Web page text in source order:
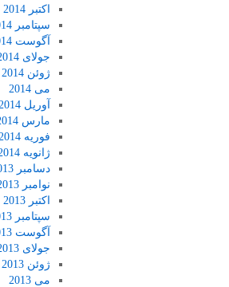
اکتبر 2014
سپتامبر 2014
آگوست 2014
جولای 2014
ژوئن 2014
می 2014
آوریل 2014
مارس 2014
فوریه 2014
ژانویه 2014
دسامبر 2013
نوامبر 2013
اکتبر 2013
سپتامبر 2013
آگوست 2013
جولای 2013
ژوئن 2013
می 2013